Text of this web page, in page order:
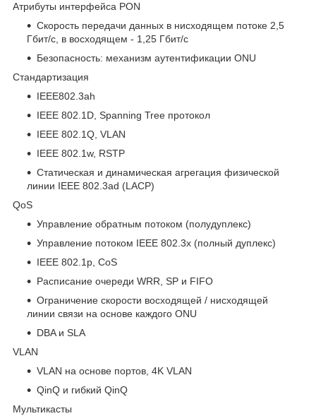
Атрибуты интерфейса PON
Скорость передачи данных в нисходящем потоке 2,5
Гбит/с, в восходящем - 1,25 Гбит/с
Безопасность: механизм аутентификации ONU
Стандартизация
IEEE802.3ah
IEEE 802.1D, Spanning Tree протокол
IEEE 802.1Q, VLAN
IEEE 802.1w, RSTP
Статическая и динамическая агрегация физической
линии IEEE 802.3ad (LACP)
QoS
Управление обратным потоком (полудуплекс)
Управление потоком IEEE 802.3x (полный дуплекс)
IEEE 802.1p, CoS
Расписание очереди WRR, SP и FIFO
Ограничение скорости восходящей / нисходящей
линии связи на основе каждого ONU
DBA и SLA
VLAN
VLAN на основе портов, 4K VLAN
QinQ и гибкий QinQ
Мультикасты